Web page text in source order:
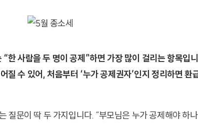
한 사람을 두 명이 공제”하면 가장 많이 걸리는 항목입
질 수 있어, 처음부터 ‘누가 공제권자’인지 정리하면 환
질문이 딱 두 가지입니다. “부모님은 누가 공제해야 하